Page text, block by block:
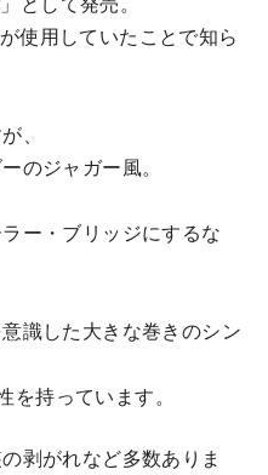
使用していたことで知ら
、
のジャガー風。
ー・ブリッジにするな
識した大きな巻きのシン
持っています。
剥がれなど多数ありま